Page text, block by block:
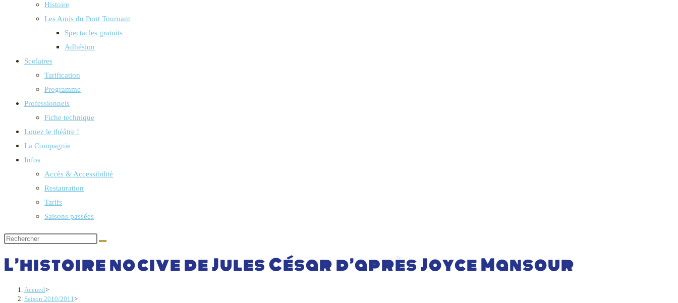
Histoire
Les Amis du Pont Tournant
Spectacles gratuits
Adhésion
Scolaires
Tarification
Programme
Professionnels
Fiche technique
Louez le théâtre !
La Compagnie
Infos
Accès & Accessibilité
Restauration
Tarifs
Saisons passées
L’histoire nocive de Jules César d’après Joyce Mansour
Accueil>
Saison 2010/2011 >